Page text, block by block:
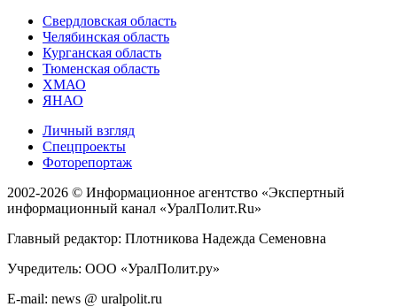
Свердловская область
Челябинская область
Курганская область
Тюменская область
ХМАО
ЯНАО
Личный взгляд
Спецпроекты
Фоторепортаж
2002-2026 © Информационное агентство «Экспертный
информационный канал «УралПолит.Ru»
Главный редактор: Плотникова Надежда Семеновна
Учредитель: ООО «УралПолит.ру»
E-mail: news @ uralpolit.ru